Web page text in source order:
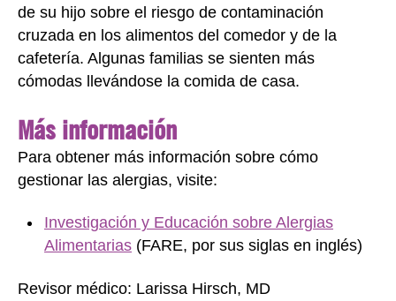
de su hijo sobre el riesgo de contaminación
cruzada en los alimentos del comedor y de la
cafetería. Algunas familias se sienten más
cómodas llevándose la comida de casa.
Más información
Para obtener más información sobre cómo
gestionar las alergias, visite:
Investigación y Educación sobre Alergias
Alimentarias (FARE, por sus siglas en inglés)
Revisor médico: Larissa Hirsch, MD